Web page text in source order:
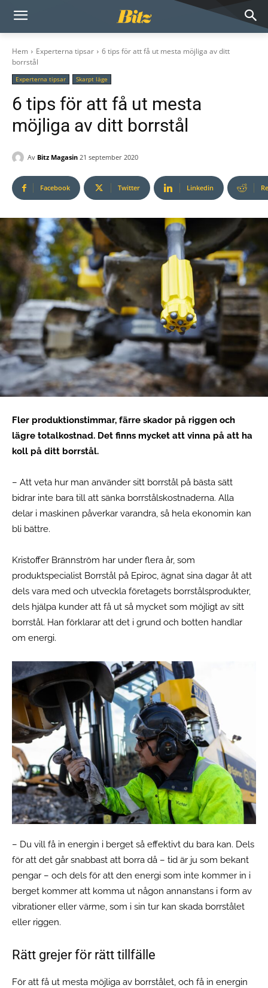
Hem Experterna tipsar
6 tips för att få ut mesta möjliga av ditt
borrstål
Experterna tipsar Skarpt läge
6 tips för att få ut mesta
möjliga av ditt borrstål
Av Bitz Magasin 21 september 2020
Facebook Twitter Linkedin
Fler produktionstimmar, färre skador på riggen och
lägre totalkostnad. Det finns mycket att vinna på att ha
koll på ditt borrstål.
– Att veta hur man använder sitt borrstål på bästa sätt
bidrar inte bara till att sänka borrstålskostnaderna. Alla
delar i maskinen påverkar varandra, så hela ekonomin kan
bli bättre.
Kristoffer Brännström har under flera år, som
produktspecialist Borrstål på Epiroc, ägnat sina dagar åt att
dels vara med och utveckla företagets borrstålsprodukter,
dels hjälpa kunder att få ut så mycket som möjligt av sitt
borrstål. Han förklarar att det i grund och botten handlar
om energi.
– Du vill få in energin i berget så effektivt du bara kan. Dels
för att det går snabbast att borra då – tid är ju som bekant
pengar – och dels för att den energi som inte kommer in i
berget kommer att komma ut någon annanstans i form av
vibrationer eller värme, som i sin tur kan skada borrstålet
eller riggen.
Rätt grejer för rätt tillfälle
För att få ut mesta möjliga av borrstålet, och få in energin